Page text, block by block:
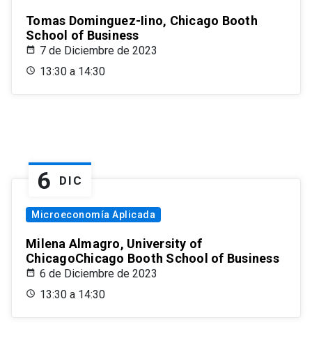
Tomas Dominguez-Iino, Chicago Booth
School of Business
7 de Diciembre de 2023
13:30 a 14:30
6 DIC
Microeconomía Aplicada
Milena Almagro, University of
ChicagoChicago Booth School of Business
6 de Diciembre de 2023
13:30 a 14:30